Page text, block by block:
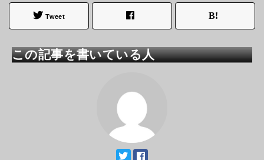
Tweet
この記事を書いている人